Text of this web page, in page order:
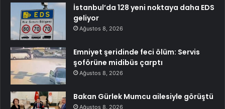
İstanbul’da 128 yeni noktaya daha EDS
geliyor
Ağustos 8, 2026
Emniyet şeridinde feci ölüm: Servis
şoförüne midibüs çarptı
Ağustos 8, 2026
Bakan Gürlek Mumcu ailesiyle görüştü
Ağustos 8, 2026